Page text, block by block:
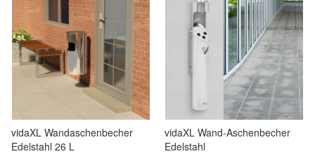
vidaXL Wandaschenbecher
Edelstahl 26 L
vidaXL Wand-Aschenbecher
Edelstahl